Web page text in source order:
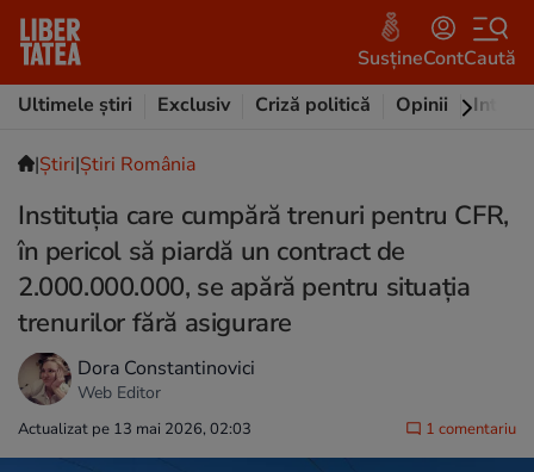
SusțineContCaută
Ultimele știri
Exclusiv Criză politică Opinii
|Ştiri|Știri România
Instituția care cumpără trenuri pentru CFR,
în pericol să piardă un contract de
2.000.000.000, se apără pentru situația
trenurilor fără asigurare
Dora Constantinovici
Web Editor
Actualizat pe 13 mai 2026, 02:03 1 comentariu